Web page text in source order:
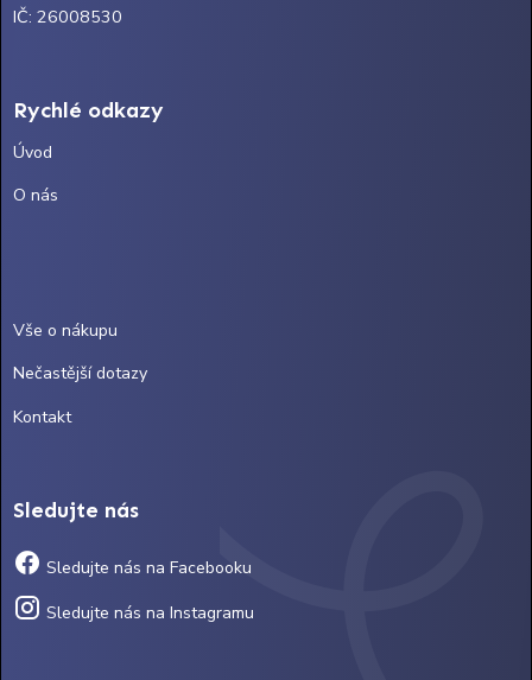
IČ: 26008530
Rychlé odkazy
Úvod
O nás
Vše o nákupu
Nečastější dotazy
Kontakt
Sledujte nás
Sledujte nás na Facebooku
Sledujte nás na Instagramu